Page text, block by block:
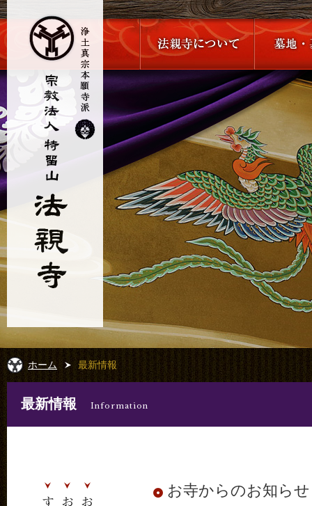
ホーム 最新情報
最新情報 Information
お寺からのお知らせ